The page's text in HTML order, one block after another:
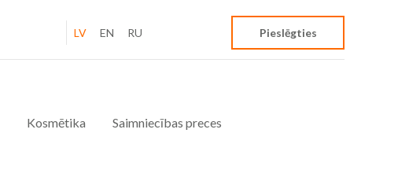
LV EN RU Pieslēgties
Kosmētika Saimniecības preces